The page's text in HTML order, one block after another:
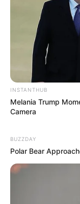
INSTANTHUB
Melania Trump
Camera
BUZZDAY
Polar Bear